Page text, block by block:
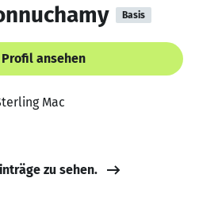
Basis
Profil ansehen
Mac
zu sehen.